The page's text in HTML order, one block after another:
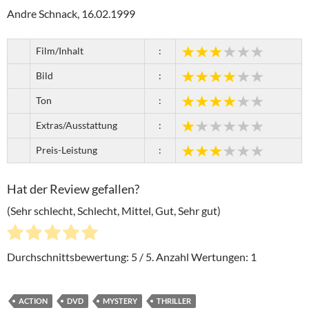
Andre Schnack, 16.02.1999
Film/Inhalt :
Bild :
Ton :
Extras/Ausstattung :
Preis-Leistung :
Hat der Review gefallen?
(Sehr schlecht, Schlecht, Mittel, Gut, Sehr gut)
Durchschnittsbewertung: 5 / 5. Anzahl Wertungen: 1
ACTION DVD MYSTERY THRILLER